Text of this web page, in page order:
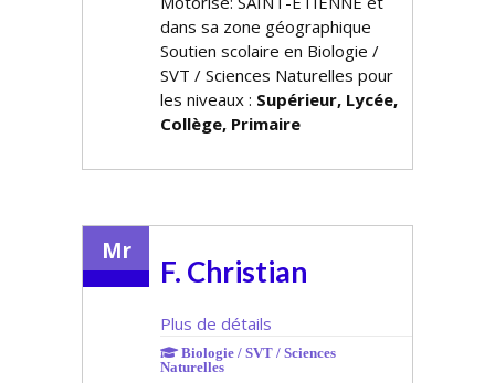
dans sa zone géographique
Soutien scolaire en Biologie /
SVT / Sciences Naturelles pour
les niveaux : Supérieur, Lycée,
Collège, Primaire
Mr
F. Christian
Plus de détails
Biologie / SVT / Sciences
Naturelles